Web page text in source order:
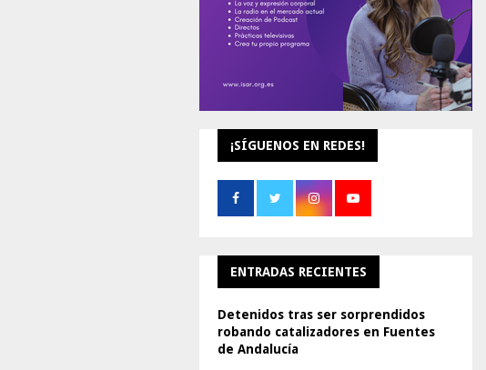
C
H
¡SÍGUENOS EN REDES!
ENTRADAS RECIENTES
Detenidos tras ser sorprendidos
robando catalizadores en Fuentes
de Andalucía